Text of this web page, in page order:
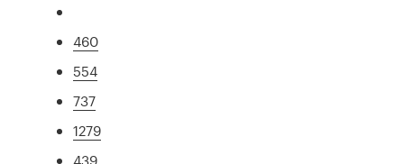
460
554
737
1279
439